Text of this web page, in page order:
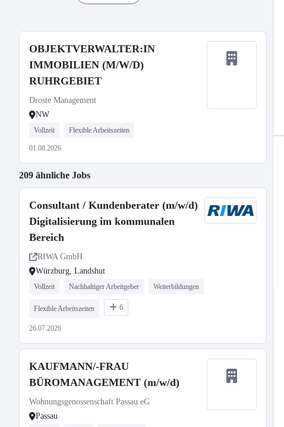
OBJEKTVERWALTER:IN
IMMOBILIEN (M/W/D)
RUHRGEBIET
Droste Management
NW
Vollzeit Flexible Arbeitszeiten
01.08.2026
209 ähnliche Jobs
Consultant / Kundenberater (m/w/d)
Digitalisierung im kommunalen
Bereich
RIWA GmbH
Würzburg, Landshut
Vollzeit Nachhaltiger Arbeitgeber Weiterbildungen
Flexible Arbeitszeiten 6
26.07.2026
KAUFMANN/-FRAU
BÜROMANAGEMENT (m/w/d)
Wohnungsgenossenschaft Passau eG
Passau